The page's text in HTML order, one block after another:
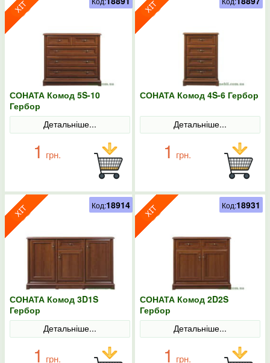
СОНАТА Комод 5S-10
Гербор
Детальніше...
1 грн.
СОНАТА Комод 4S-6 Гербор
Детальніше...
1 грн.
СОНАТА Комод 3D1S
Гербор
Детальніше...
1 грн.
Код:18914
СОНАТА Комод 2D2S
Гербор
Детальніше...
1 грн.
Код:18931